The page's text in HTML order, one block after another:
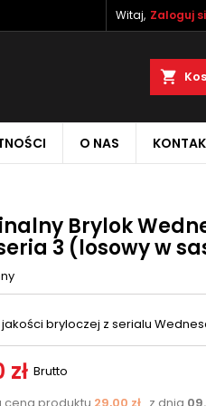
Witaj, Zaloguj
O NAS
Brylok
3 (losowy w
bryloczej z serialu
zł Brutto